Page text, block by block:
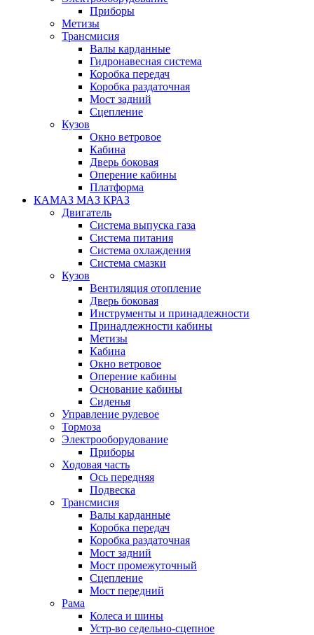
Приборы
Метизы
Трансмисия
Валы карданные
Гидронавесная система
Коробка передач
Коробка раздаточная
Мост задний
Сцепление
Кузов
Окно ветровое
Кабина
Дверь боковая
Оперение кабины
Платформа
КАМАЗ МАЗ КРАЗ
Двигатель
Система выпуска газа
Система питания
Система охлаждения
Система смазки
Кузов
Вентиляция отопление
Дверь боковая
Инструменты и принадлежности
Принадлежности кабины
Метизы
Кабина
Окно ветровое
Оперение кабины
Основание кабины
Сиденья
Управление рулевое
Тормоза
Электрооборудование
Приборы
Ходовая часть
Ось передняя
Подвеска
Трансмисия
Валы карданные
Коробка передач
Коробка раздаточная
Мост задний
Мост промежуточный
Сцепление
Мост передний
Рама
Колеса и шины
Устр-во седельно-сцепное